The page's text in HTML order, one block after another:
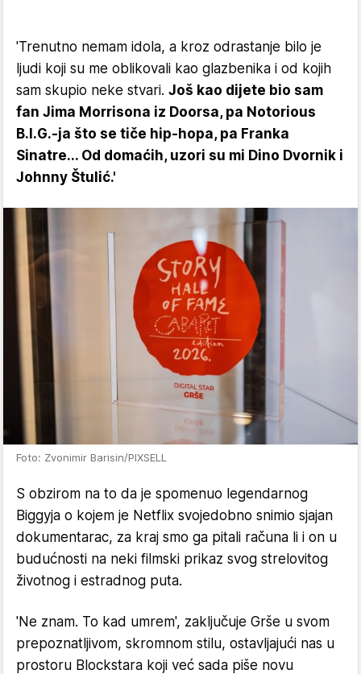
'Trenutno nemam idola, a kroz odrastanje bilo je
ljudi koji su me oblikovali kao glazbenika i od kojih
sam skupio neke stvari. Još kao dijete bio sam
fan Jima Morrisona iz Doorsa, pa Notorious
B.I.G.-ja što se tiče hip-hopa, pa Franka
Sinatre... Od domaćih, uzori su mi Dino Dvornik i
Johnny Štulić.'
Foto: Zvonimir Barisin/PIXSELL
S obzirom na to da je spomenuo legendarnog
Biggyja o kojem je Netflix svojedobno snimio sjajan
dokumentarac, za kraj smo ga pitali računa li i on u
budućnosti na neki filmski prikaz svog strelovitog
životnog i estradnog puta.
'Ne znam. To kad umrem', zaključuje Grše u svom
prepoznatljivom, skromnom stilu, ostavljajući nas u
prostoru Blockstara koji već sada piše novu